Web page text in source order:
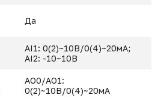
Да
AI1: 0(2)~10В/0(4)~20мА;
AI2: -10~10В
AO0/AO1:
0(2)~10В/0(4)~20мА